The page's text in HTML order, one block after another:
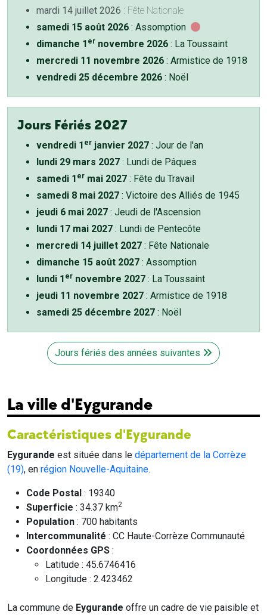
mardi 14 juillet 2026 : Fête Nationale
samedi 15 août 2026 : Assomption
dimanche 1 er novembre 2026 : La Toussaint
mercredi 11 novembre 2026 : Armistice de 1918
vendredi 25 décembre 2026 : Noël
Jours Fériés 2027
vendredi 1 er janvier 2027 : Jour de l'an
lundi 29 mars 2027 : Lundi de Pâques
samedi 1 er mai 2027 : Fête du Travail
samedi 8 mai 2027 : Victoire des Alliés de 1945
jeudi 6 mai 2027 : Jeudi de l'Ascension
lundi 17 mai 2027 : Lundi de Pentecôte
mercredi 14 juillet 2027 : Fête Nationale
dimanche 15 août 2027 : Assomption
lundi 1 er novembre 2027 : La Toussaint
jeudi 11 novembre 2027 : Armistice de 1918
samedi 25 décembre 2027 : Noël
Jours fériés des années suivantes
La ville d'Eygurande
Caractéristiques d'Eygurande
Eygurande est située dans le département de la Corrèze
(19), en région Nouvelle-Aquitaine.
Code Postal : 19340
Superficie : 34.37 km2
Population : 700 habitants
Intercommunalité : CC Haute-Corrèze Communauté
Coordonnées GPS :
Latitude : 45.6746416
Longitude : 2.423462
La commune de Eygurande offre un cadre de vie paisible et